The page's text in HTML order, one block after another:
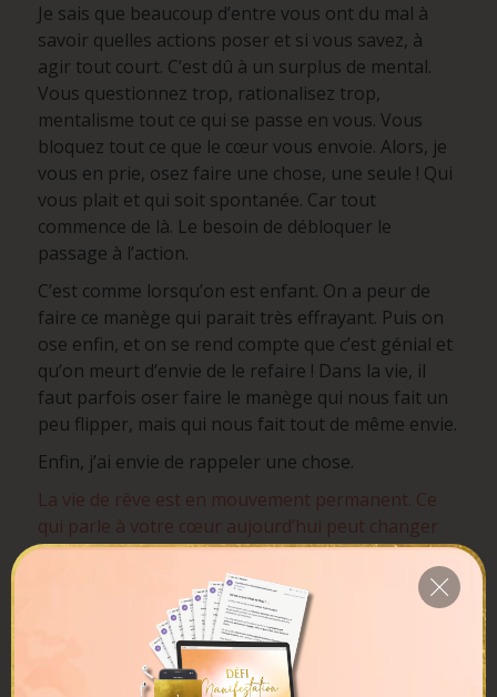
Je sais que beaucoup d’entre vous ont du mal à
savoir quelles actions poser et si vous savez, à
agir tout court. C’est dû à un surplus de mental.
Vous questionnez trop, rationalisez trop,
mentalisme tout ce qui se passe en vous. Vous
bloquez tout ce que le cœur vous envoie. Alors, je
vous en prie, osez faire une chose, une seule ! Qui
vous plait et qui soit spontanée. Car tout
commence de là. Le besoin de débloquer le
passage à l’action.
C’est comme lorsqu’on est enfant. On a peur de
faire ce manège qui parait très effrayant. Puis on
ose enfin, et on se rend compte que c’est génial et
qu’on meurt d’envie de le refaire ! Dans la vie, il
faut parfois oser faire le manège qui nous fait un
peu flipper, mais qui nous fait tout de même envie.
Enfin, j’ai envie de rappeler une chose.
La vie de rêve est en mouvement permanent. Ce
qui parle à votre cœur aujourd’hui peut changer
évoluer, et c’est très bien ainsi.Nous sommes des
êtes de mouvement, de changement, de
transformation.N’ayez pas peur de cela. Même,
c’est merveilleux ! On n’est jamais « arrivé ». La
« stabilité » n’existe que quand nous surfins sur la
vague et pas quand nous restons immobiles.